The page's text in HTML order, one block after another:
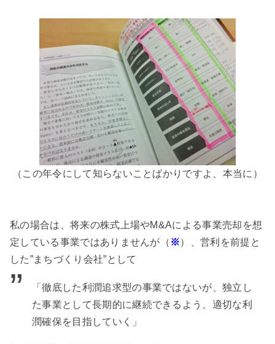
（この年令にして知らないことばかりですよ、本当に）
私の場合は、将来の株式上場やM&Aによる事業売却を想
定している事業ではありませんが（ ※）、営利を前提と
した”まちづくり会社”として
「徹底した利潤追求型の事業ではないが、独立し
た事業として長期的に継続できるよう、適切な利
潤確保を目指していく」